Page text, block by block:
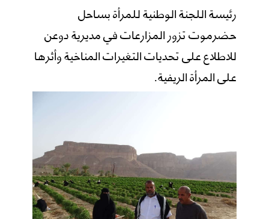
رئيسة اللجنة الوطنية للمرأة بساحل
حضرموت تزور المزارعات في مديرية دوعن
للاطلاع على تحديات التغيرات المناخية وأثرها
على المرأة الريفية.